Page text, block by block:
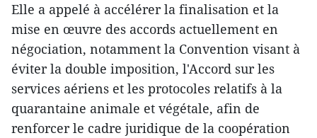
Elle a appelé à accélérer la finalisation et la
mise en œuvre des accords actuellement en
négociation, notamment la Convention visant à
éviter la double imposition, l'Accord sur les
services aériens et les protocoles relatifs à la
quarantaine animale et végétale, afin de
renforcer le cadre juridique de la coopération